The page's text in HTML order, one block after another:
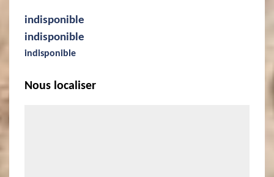
indisponible
indisponible
indisponible
Nous localiser